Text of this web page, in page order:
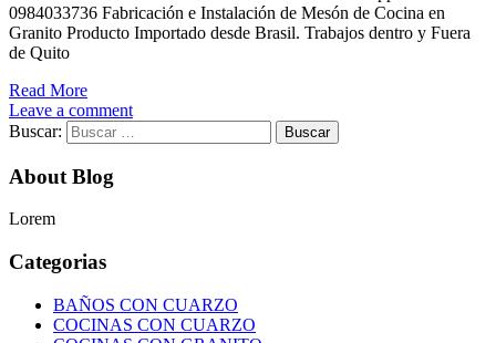
0984033736 Fabricación e Instalación de Mesón de Cocina en
Granito Producto Importado desde Brasil. Trabajos dentro y Fuera
de Quito
Read More
Leave a comment
Buscar:
About Blog
Lorem
Categorias
BAÑOS CON CUARZO
COCINAS CON CUARZO